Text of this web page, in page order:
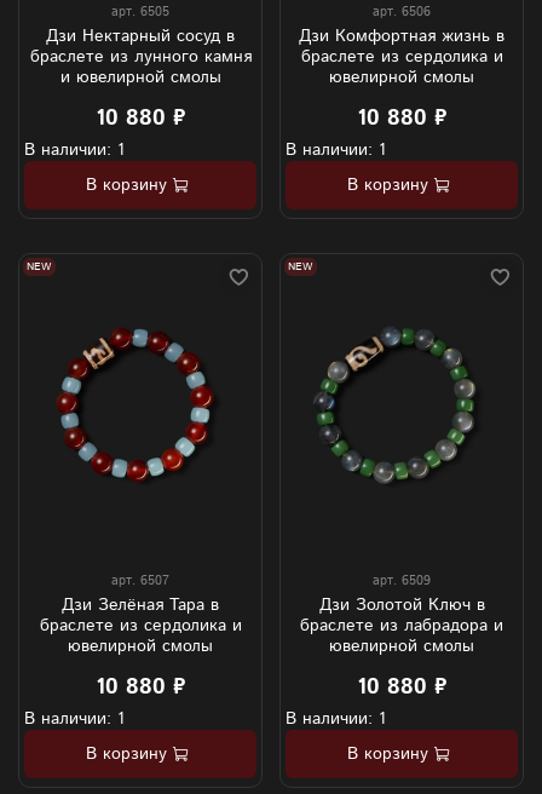
арт. 6505
Дзи Нектарный сосуд в
браслете из лунного камня
и ювелирной смолы
10 880 ₽
В наличии: 1
В корзину
арт. 6506
Дзи Комфортная жизнь в
браслете из сердолика и
ювелирной смолы
10 880 ₽
В наличии: 1
В корзину
NEW
арт. 6507
Дзи Зелёная Тара в
браслете из сердолика и
ювелирной смолы
10 880 ₽
В наличии: 1
В корзину
NEW
арт. 6509
Дзи Золотой Ключ в
браслете из лабрадора и
ювелирной смолы
10 880 ₽
В наличии: 1
В корзину